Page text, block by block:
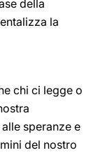
della
la
chi ci legge o
speranze e
del nostro